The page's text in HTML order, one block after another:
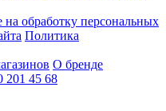
обработку персональных
Политика
О бренде
201 45 68